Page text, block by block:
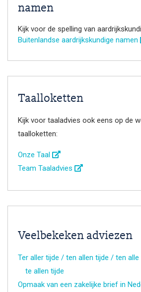
namen
Kijk voor de spelling van
Buitenlandse aardrijkskundige namen
Taalloketten
Kijk voor taaladvies ook eens op de
taalloketten:
Onze Taal
Team Taaladvies
Veelbekeken adviezen
Ter aller tijde / ten allen tijde / ten
te allen tijde
Opmaak van een zakelijke brief in